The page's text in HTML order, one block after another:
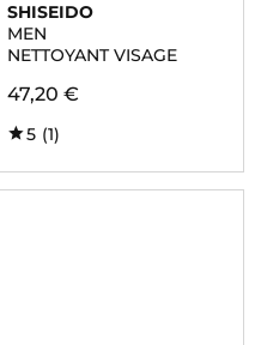
SHISEIDO
MEN
NETTOYANT VISAGE
47,20 €
5 (1)